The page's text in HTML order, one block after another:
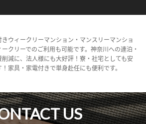
ウィークリーマンション・マンスリーマンショ
クリーでのご利用も可能です。神奈川への連泊・
減に、法人様にも大好評！寮・社宅としても安
家具・家電付きで単身赴任にも便利です。
US